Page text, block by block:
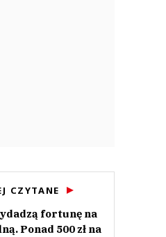
CZYTANE
fortunę na
Ponad 500 zł na